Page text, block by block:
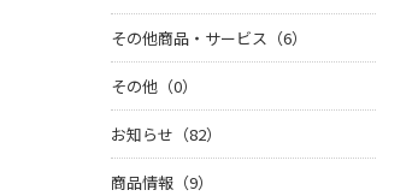
その他商品・サービス（6）
その他（0）
お知らせ（82）
商品情報（9）